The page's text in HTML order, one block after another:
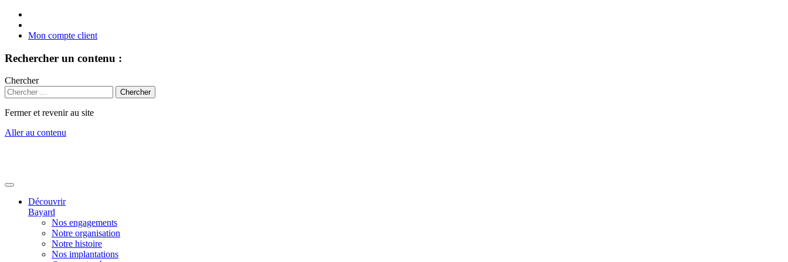
Mon compte client
Rechercher un contenu :
Chercher
Fermer et revenir au site
Aller au contenu
Découvrir
Bayard
Nos engagements
Notre organisation
Notre histoire
Nos implantations